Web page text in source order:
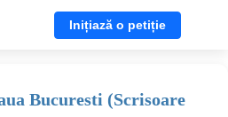
Inițiază o petiție
Bucuresti (Scrisoare